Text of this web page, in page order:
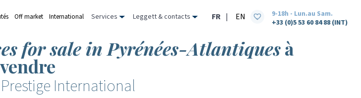
Off market International Services Leggett & contacts FR | EN
9-18h - Lun.au Sam.
+33 (0)5 53 60 84 88 (INT)
for sale in Pyrénées-Atlantiquesà
vendre
International